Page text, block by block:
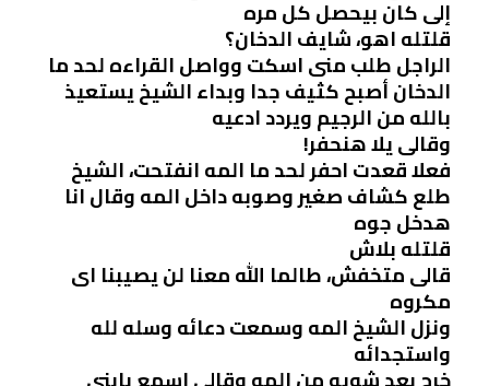
إلى كان بيحصل كل مره
قلتله اهو، شايف الدخان؟
الراجل طلب منى اسكت وواصل القراءه لحد ما
الدخان أصبح كثيف جدا وبداء الشيخ يستعيذ
بالله من الرجيم ويردد ادعيه
وقالى يلا هنحفر!
فعلا قعدت احفر لحد ما المه انفتحت، الشيخ
طلع كشاف صغير وصوبه داخل المه وقال انا
هدخل جوه
قلتله بلاش
قالى متخفش، طالما الله معنا لن يصيبنا اى
مكروه
ونزل الشيخ المه وسمعت دعائه وسله لله
واستجدائه